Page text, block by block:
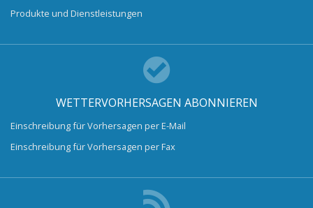
Produkte und Dienstleistungen
WETTERVORHERSAGEN ABONNIEREN
Einschreibung für Vorhersagen per E-Mail
Einschreibung für Vorhersagen per Fax